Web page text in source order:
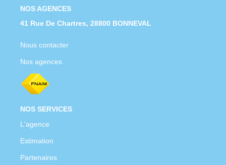
NOS AGENCES
41 Rue De Chartres, 28800 BONNEVAL
Nous contacter
Nos agences
NOS SERVICES
L'agence
Estimation
Partenaires